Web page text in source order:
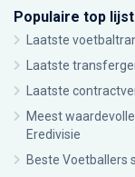
Populaire top
Laatste
Laatste
Laatste
Meest
Eredivisie
Beste Voetballers